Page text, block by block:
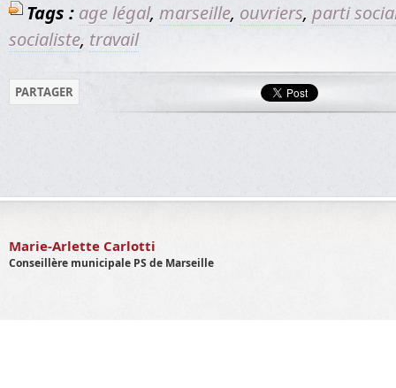
Tags : age légal, marseille, ouvriers, parti
socialiste, travail
PARTAGER
Marie-Arlette Carlotti
Conseillère municipale PS de Marseille